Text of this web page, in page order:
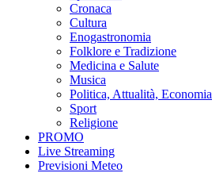
Cronaca
Cultura
Enogastronomia
Folklore e Tradizione
Medicina e Salute
Musica
Politica, Attualità, Economia
Sport
Religione
PROMO
Live Streaming
Previsioni Meteo